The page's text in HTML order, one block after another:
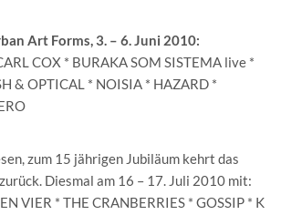
Art Forms, 3. – 6. Juni 2010:
COX * BURAKA SOM SISTEMA live *
& OPTICAL * NOISIA * HAZARD *
zum 15 jährigen Jubiläum kehrt das
Diesmal am 16 – 17. Juli 2010 mit:
VIER * THE CRANBERRIES * GOSSIP * K